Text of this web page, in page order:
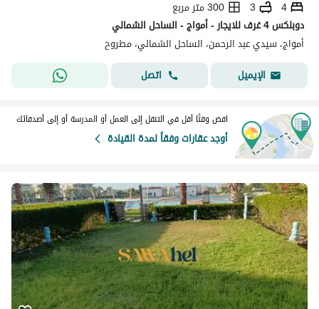
4
3
300 متر مربع
دوبلكس 4 غرف للايجار - أمواج - الساحل الشمالي
أمواج، سيدي عبد الرحمن، الساحل الشمالي، مطروح
الإيميل
اتصل
اقض وقتًا أقل في التنقل إلى العمل أو المدرسة أو إلى أصدقائك
أوجد عقارات وفقاً لمدة القيادة